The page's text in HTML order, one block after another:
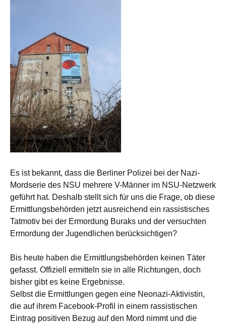
Es ist bekannt, dass die Berliner Polizei bei der Nazi-
Mordserie des NSU mehrere V-Männer im NSU-Netzwerk
geführt hat. Deshalb stellt sich für uns die Frage, ob diese
Ermittlungsbehörden jetzt ausreichend ein rassistisches
Tatmotiv bei der Ermordung Buraks und der versuchten
Ermordung der Jugendlichen berücksichtigen?
Bis heute haben die Ermittlungsbehörden keinen Täter
gefasst. Offiziell ermitteln sie in alle Richtungen, doch
bisher gibt es keine Ergebnisse.
Selbst die Ermittlungen gegen eine Neonazi-Aktivistin,
die auf ihrem Facebook-Profil in einem rassistischen
Eintrag positiven Bezug auf den Mord nimmt und die